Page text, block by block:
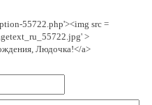
55722.php'><img src =
>
Людочка!</a>